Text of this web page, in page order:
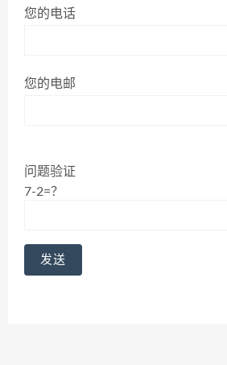
您的电话
您的电邮
问题验证
7-2=？